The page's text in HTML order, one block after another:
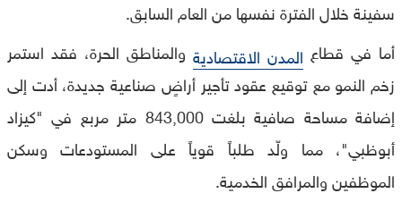
سفينة خلال الفترة نفسها من العام السابق.
أما في قطاع المدن الاقتصادية والمناطق الحرة، فقد استمر
زخم النمو مع توقيع عقود تأجير أراضٍ صناعية جديدة، أدت إلى
إضافة مساحة صافية بلغت 843,000 متر مربع في "كيزاد
أبوظبي"، مما ولّد طلباً قوياً على المستودعات وسكن
الموظفين والمرافق الخدمية.